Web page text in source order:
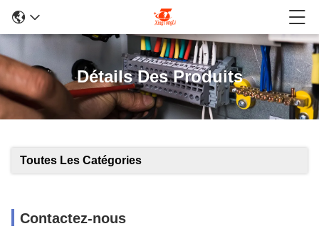
Détails Des Produits
Toutes Les Catégories
Contactez-nous